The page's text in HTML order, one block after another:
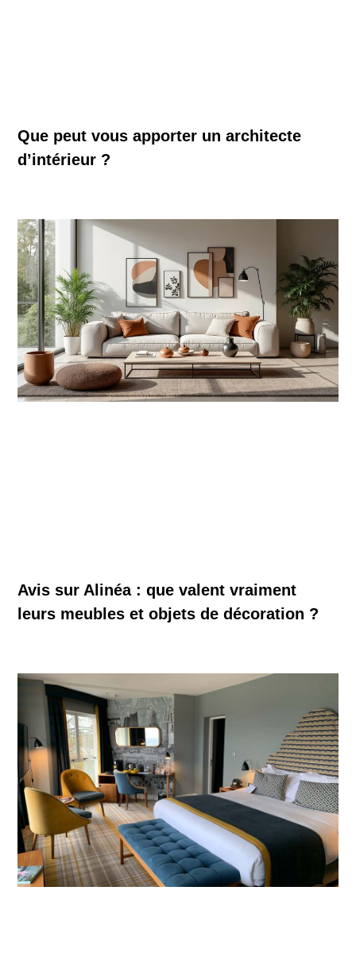
Que peut vous apporter un architecte
d’intérieur ?
Avis sur Alinéa : que valent vraiment
leurs meubles et objets de décoration ?